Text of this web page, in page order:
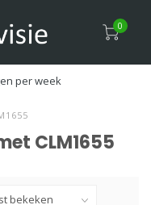
0
per week
CLM1655